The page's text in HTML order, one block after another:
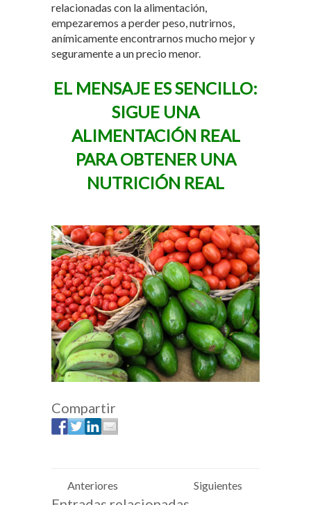
relacionadas con la alimentación,
empezaremos a perder peso, nutrirnos,
anímicamente encontrarnos mucho mejor y
seguramente a un precio menor.
EL MENSAJE ES SENCILLO:
SIGUE UNA
ALIMENTACIÓN REAL
PARA OBTENER UNA
NUTRICIÓN REAL
Compartir
Anteriores Siguientes